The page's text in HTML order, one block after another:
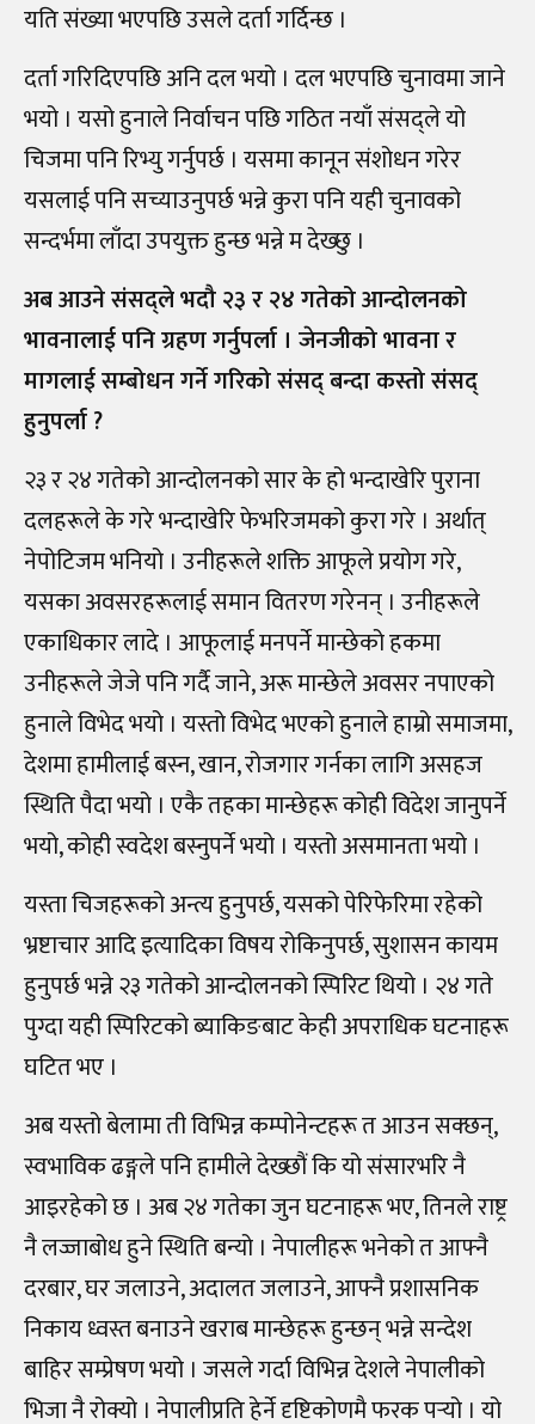
यति संख्या भएपछि उसले दर्ता गर्दिन्छ ।
दर्ता गरिदिएपछि अनि दल भयो । दल भएपछि चुनावमा जाने
भयो । यसो हुनाले निर्वाचन पछि गठित नयाँ संसद्ले यो
चिजमा पनि रिभ्यु गर्नुपर्छ । यसमा कानून संशोधन गरेर
यसलाई पनि सच्याउनुपर्छ भन्ने कुरा पनि यही चुनावको
सन्दर्भमा लाँदा उपयुक्त हुन्छ भन्ने म देख्छु ।
अब आउने संसद्ले भदौ २३ र २४ गतेको आन्दोलनको
भावनालाई पनि ग्रहण गर्नुपर्ला । जेनजीको भावना र
मागलाई सम्बोधन गर्ने गरिको संसद् बन्दा कस्तो संसद्
हुनुपर्ला ?
२३ र २४ गतेको आन्दोलनको सार के हो भन्दाखेरि पुराना
दलहरूले के गरे भन्दाखेरि फेभरिजमको कुरा गरे । अर्थात्
नेपोटिजम भनियो । उनीहरूले शक्ति आफूले प्रयोग गरे,
यसका अवसरहरूलाई समान वितरण गरेनन् । उनीहरूले
एकाधिकार लादे । आफूलाई मनपर्ने मान्छेको हकमा
उनीहरूले जेजे पनि गर्दै जाने, अरू मान्छेले अवसर नपाएको
हुनाले विभेद भयो । यस्तो विभेद भएको हुनाले हाम्रो समाजमा,
देशमा हामीलाई बस्न, खान, रोजगार गर्नका लागि असहज
स्थिति पैदा भयो । एकै तहका मान्छेहरू कोही विदेश जानुपर्ने
भयो, कोही स्वदेश बस्नुपर्ने भयो । यस्तो असमानता भयो ।
यस्ता चिजहरूको अन्त्य हुनुपर्छ, यसको पेरिफेरिमा रहेको
भ्रष्टाचार आदि इत्यादिका विषय रोकिनुपर्छ, सुशासन कायम
हुनुपर्छ भन्ने २३ गतेको आन्दोलनको स्पिरिट थियो । २४ गते
पुग्दा यही स्पिरिटको ब्याकिङबाट केही अपराधिक घटनाहरू
घटित भए ।
अब यस्तो बेलामा ती विभिन्न कम्पोनेन्टहरू त आउन सक्छन्,
स्वभाविक ढङ्गले पनि हामीले देख्छौं कि यो संसारभरि नै
आइरहेको छ । अब २४ गतेका जुन घटनाहरू भए, तिनले राष्ट्र
नै लज्जाबोध हुने स्थिति बन्यो । नेपालीहरू भनेको त आफ्नै
दरबार, घर जलाउने, अदालत जलाउने, आफ्नै प्रशासनिक
निकाय ध्वस्त बनाउने खराब मान्छेहरू हुन्छन् भन्ने सन्देश
बाहिर सम्प्रेषण भयो । जसले गर्दा विभिन्न देशले नेपालीको
भिजा नै रोक्यो । नेपालीप्रति हेर्ने दृष्टिकोणमै फरक पर्‍यो । यो